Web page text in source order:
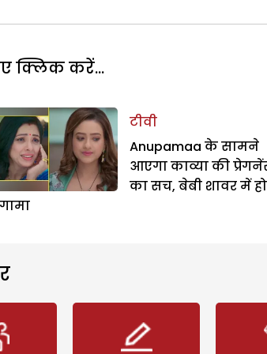
क्लिक करें...
टीवी
Anupamaa के सामने
आएगा काव्या की
का सच, बेबी शावर में